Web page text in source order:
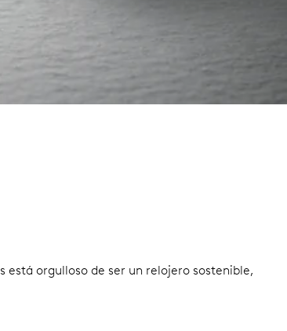
orgulloso de ser un relojero sostenible,